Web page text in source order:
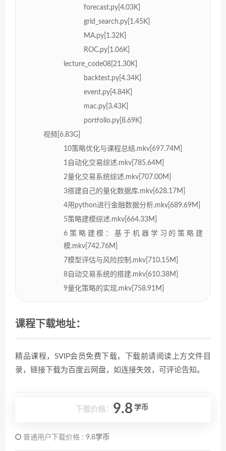
forecast.py[4.03K]
grid_search.py[1.45K]
MA.py[1.32K]
ROC.py[1.06K]
lecture_code08[21.30K]
backtest.py[4.34K]
event.py[4.84K]
mac.py[3.43K]
portfolio.py[8.69K]
视频[6.83G]
10策略优化与课程总结.mkv[697.74M]
1自动化交易综述.mkv[785.64M]
2量化交易系统综述.mkv[707.00M]
3搭建自己的量化数据库.mkv[628.17M]
4用python进行金融数据分析.mkv[689.69M]
5策略建模综述.mkv[664.33M]
6策略建模：基于机器学习的策略建
模.mkv[742.76M]
7模型评估与风险控制.mkv[710.15M]
8自动交易系统的搭建.mkv[610.38M]
9量化策略的实现.mkv[758.91M]
课程下载地址：
精品课程，SVIP会员免费下载，下载前请阅读上方文件目
录，链接下载为百度云网盘，如连接失效，可评论告知。
下载价格： 9.8 学币
普通用户下载价格 : 9.8学币